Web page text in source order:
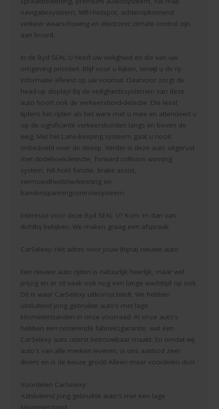
navigatiesysteem, WIFI-hotspot, achteropkomend
verkeer waarschuwing en electronic climate control zijn
aan boord.
In de Byd SEAL U heeft uw veiligheid en die van uw
omgeving prioriteit. Blijf voor u kijken, terwijl u de rij-
informatie afleest op uw voorruit. Daarvoor zorgt de
head-up display! Bij de veiligheidssystemen van deze
auto hoort ook de verkeersbord-detectie. Die leest
tijdens het rijden als het ware met u mee en attendeert u
op de significante verkeersborden langs en boven de
weg. Met het Lane-keeping systeem gaat u nooit
onbedoeld over de streep. Verder is deze auto uitgerust
met dodehoekdetectie, forward collision warning
system, hill hold functie, brake assist,
vermoeidheidsherkenning en
bandenspanningcontrolesysteem.
Interesse voor deze Byd SEAL U? Kom 'm dan van
dichtbij bekijken. We maken graag een afspraak.
CarSelexy: Hét adres voor jouw (bijna) nieuwe auto
Een nieuwe auto rijden is natuurlijk heerlijk, maar wel
prijzig en er zit vaak ook nog een lange wachttijd op ook.
Dit is waar CarSelexy uitkomst biedt. We hebben
uitsluitend jong gebruikte auto’s met lage
kilometerstanden in onze voorraad. Al onze auto's
hebben een resterende fabrieksgarantie, wat een
CarSelexy auto uiterst betrouwbaar maakt. En omdat wij
auto's van alle merken leveren, is ons aanbod zeer
divers en is de keuze groot! Alleen maar voordelen dus!
Voordelen CarSelexy:
•Uitsluitend jong gebruikte auto's met een lage
kilometerstand